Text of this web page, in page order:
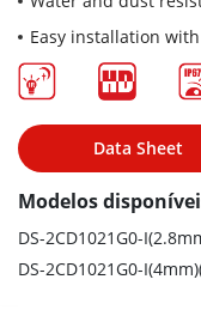
Easy installation
Data Sheet
Modelos
DS-2CD1021G0-
DS-2CD1021G0-